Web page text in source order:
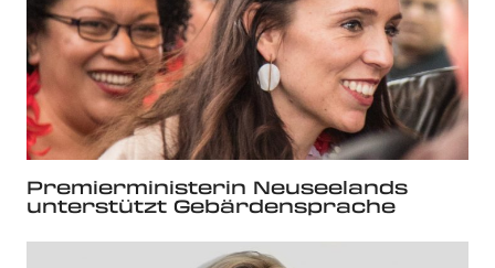
Premierministerin Neuseelands
unterstützt Gebärdensprache